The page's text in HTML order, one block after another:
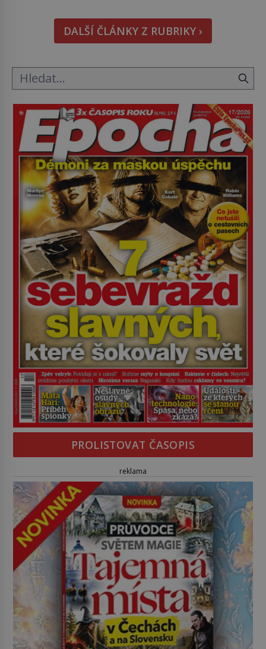
znetvořené válkou, tresty nebo nehodami. Jejich
metody jsou překvapivě promyšlené a některé
principy používají chirurgové dodnes. Úplně první
DALŠÍ ČLÁNKY Z RUBRIKY ›
PROLISTOVAT ČASOPIS
reklama